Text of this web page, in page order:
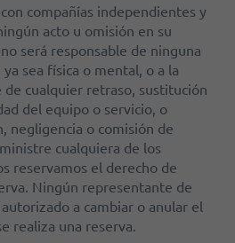
compañías independientes y
acto u omisión en su
será responsable de ninguna
sea física o mental, o a la
cualquier retraso, sustitución
del equipo o servicio, o
negligencia o comisión de
cualquiera de los
reservamos el derecho de
Ningún representante de
a cambiar o anular el
realiza una reserva.